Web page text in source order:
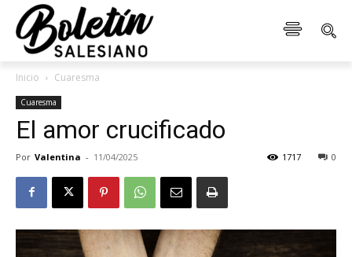
Inicio Cuaresma
Cuaresma
El amor crucificado
Por Valentina - 11/04/2025 0
1717